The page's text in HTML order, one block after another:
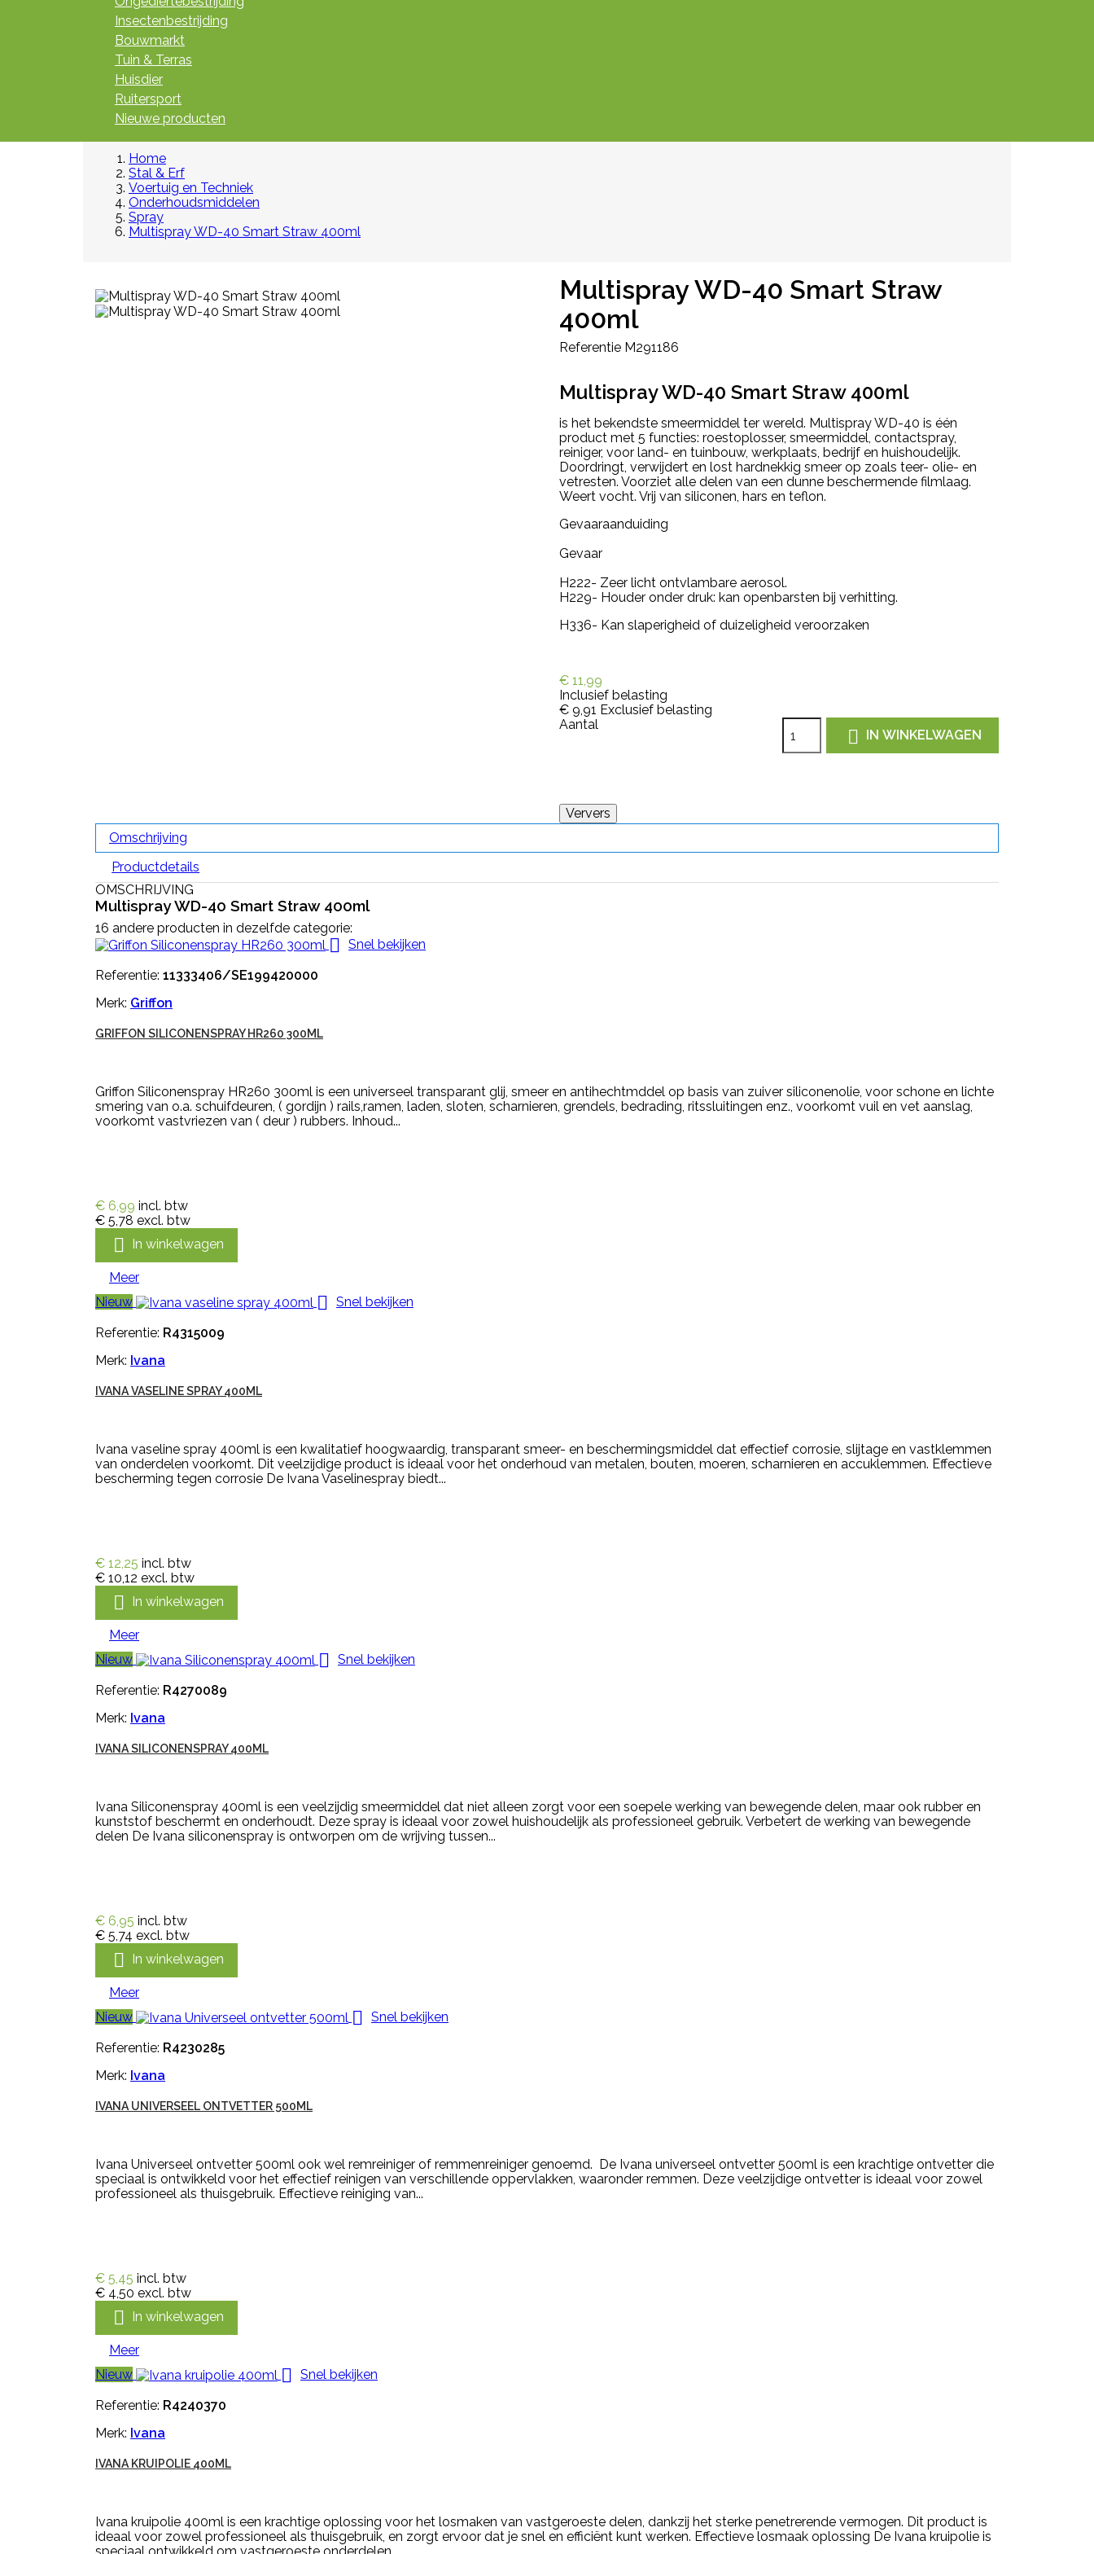
Insectenbestrijding
Bouwmarkt
Tuin & Terras
Huisdier
Ruitersport
Nieuwe producten
Home
Stal & Erf
Voertuig en Techniek
Onderhoudsmiddelen
Spray
Multispray WD-40 Smart Straw 400ml
Multispray WD-40 Smart Straw
400ml
Referentie M291186
Multispray WD-40 Smart Straw 400ml
is het bekendste smeermiddel ter wereld. Multispray WD-40 is één
product met 5 functies: roestoplosser, smeermiddel, contactspray,
reiniger, voor land- en tuinbouw, werkplaats, bedrijf en huishoudelijk.
Doordringt, verwijdert en lost hardnekkig smeer op zoals teer- olie- en
vetresten. Voorziet alle delen van een dunne beschermende filmlaag.
Weert vocht. Vrij van siliconen, hars en teflon.
Gevaaraanduiding
Gevaar
H222- Zeer licht ontvlambare aerosol.
H229- Houder onder druk: kan openbarsten bij verhitting.
H336- Kan slaperigheid of duizeligheid veroorzaken
€ 11,99
Inclusief belasting
€ 9,91 Exclusief belasting
Aantal
 IN WINKELWAGEN
Omschrijving
Productdetails
OMSCHRIJVING
Multispray WD-40 Smart Straw 400ml
16 andere producten in dezelfde categorie:
 Snel bekijken
Referentie: 11333406/SE199420000
Merk: Griffon
GRIFFON SILICONENSPRAY HR260 300ML
Griffon Siliconenspray HR260 300ml is een universeel transparant glij, smeer en antihechtmddel op basis van zuiver siliconenolie, voor schone en lichte
smering van o.a. schuifdeuren, ( gordijn ) rails,ramen, laden, sloten, scharnieren, grendels, bedrading, ritssluitingen enz., voorkomt vuil en vet aanslag,
voorkomt vastvriezen van ( deur ) rubbers. Inhoud...
€ 6,99 incl. btw
€ 5,78 excl. btw
 In winkelwagen
Meer
Nieuw
 Snel bekijken
Referentie: R4315009
Merk: Ivana
IVANA VASELINE SPRAY 400ML
Ivana vaseline spray 400ml is een kwalitatief hoogwaardig, transparant smeer- en beschermingsmiddel dat effectief corrosie, slijtage en vastklemmen
van onderdelen voorkomt. Dit veelzijdige product is ideaal voor het onderhoud van metalen, bouten, moeren, scharnieren en accuklemmen. Effectieve
bescherming tegen corrosie De Ivana Vaselinespray biedt...
€ 12,25 incl. btw
€ 10,12 excl. btw
 In winkelwagen
Meer
Nieuw
 Snel bekijken
Referentie: R4270089
Merk: Ivana
IVANA SILICONENSPRAY 400ML
Ivana Siliconenspray 400ml is een veelzijdig smeermiddel dat niet alleen zorgt voor een soepele werking van bewegende delen, maar ook rubber en
kunststof beschermt en onderhoudt. Deze spray is ideaal voor zowel huishoudelijk als professioneel gebruik. Verbetert de werking van bewegende
delen De Ivana siliconenspray is ontworpen om de wrijving tussen...
€ 6,95 incl. btw
€ 5,74 excl. btw
 In winkelwagen
Meer
Nieuw
 Snel bekijken
Referentie: R4230285
Merk: Ivana
IVANA UNIVERSEEL ONTVETTER 500ML
Ivana Universeel ontvetter 500ml ook wel remreiniger of remmenreiniger genoemd. De Ivana universeel ontvetter 500ml is een krachtige ontvetter die
speciaal is ontwikkeld voor het effectief reinigen van verschillende oppervlakken, waaronder remmen. Deze veelzijdige ontvetter is ideaal voor zowel
professioneel als thuisgebruik. Effectieve reiniging van...
€ 5,45 incl. btw
€ 4,50 excl. btw
 In winkelwagen
Meer
Nieuw
 Snel bekijken
Referentie: R4240370
Merk: Ivana
IVANA KRUIPOLIE 400ML
Ivana kruipolie 400ml is een krachtige oplossing voor het losmaken van vastgeroeste delen, dankzij het sterke penetrerende vermogen. Dit product is
ideaal voor zowel professioneel als thuisgebruik, en zorgt ervoor dat je snel en efficiënt kunt werken. Effectieve losmaak oplossing De Ivana kruipolie is